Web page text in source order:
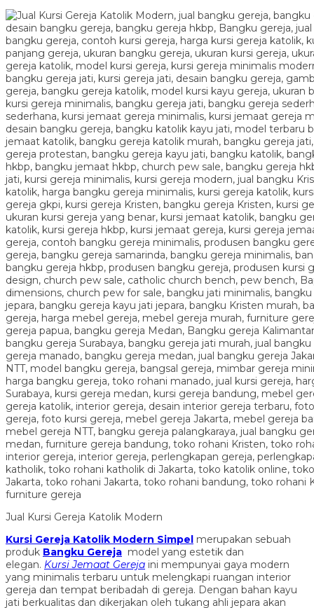
Jual Kursi Gereja Katolik Modern
Kursi Gereja Katolik Modern Simpel merupakan sebuah
produk Bangku Gereja model yang estetik dan
elegan. Kursi Jemaat Gereja ini mempunyai gaya modern
yang minimalis terbaru untuk melengkapi ruangan interior
gereja dan tempat beribadah di gereja. Dengan bahan kayu
jati berkualitas dan dikerjakan oleh tukang ahli jepara akan